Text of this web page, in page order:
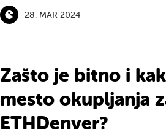
28. MAR 2024
Zašto je bitno i
mesto okupljanja
ETHDenver?